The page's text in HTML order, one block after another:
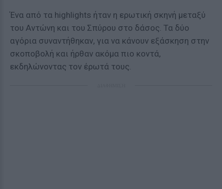
Ένα από τα highlights ήταν η ερωτική σκηνή μεταξύ
του Αντώνη και του Σπύρου στο δάσος. Τα δύο
αγόρια συναντήθηκαν, για να κάνουν εξάσκηση στην
σκοποβολή και ήρθαν ακόμα πιο κοντά,
εκδηλώνοντας τον έρωτά τους.